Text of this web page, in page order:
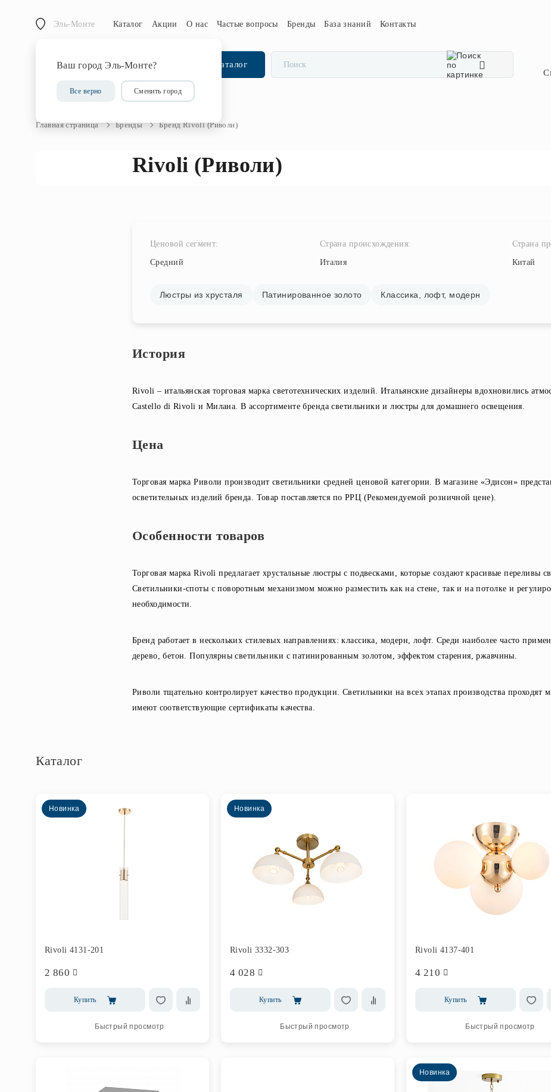
Эль-Монте
Ваш город Эль-Монте?
Все верно Сменить город
Каталог Акции О нас Частые вопросы Бренды База знаний Контакты
Каталог
Главная страница Бренды Бренд Rivoli (Риволи)
Rivoli (Риволи)
Ценовой сегмент:
Средний
Страна происхождения:
Италия
Страна
Китай
Люстры из хрусталя Патинированное золото Классика, лофт, модерн
История
Rivoli – итальянская торговая марка светотехнических изделий. Итальянские дизайнеры вдохновились
Castello di Rivoli и Милана. В ассортименте бренда светильники и люстры для домашнего освещения.
Цена
Торговая марка Риволи производит светильники средней ценовой категории. В магазине «Эдисон»
осветительных изделий бренда. Товар поставляется по РРЦ (Рекомендуемой розничной цене).
Особенности товаров
Торговая марка Rivoli предлагает хрустальные люстры с подвесками, которые создают красивые переливы
Светильники-споты с поворотным механизмом можно разместить как на стене, так и на потолке и
необходимости.
Бренд работает в нескольких стилевых направлениях: классика, модерн, лофт. Среди наиболее часто
дерево, бетон. Популярны светильники с патинированным золотом, эффектом старения, ржавчины.
Риволи тщательно контролирует качество продукции. Светильники на всех этапах производства проходят
имеют соответствующие сертификаты качества.
Каталог
Новинка
Rivoli 4131-201
2 860
Купить
Быстрый просмотр
Новинка
Rivoli 3332-303
4 028
Купить
Быстрый просмотр
Rivoli 4137-401
4 210
Купить
Быстрый просмотр
Новинка